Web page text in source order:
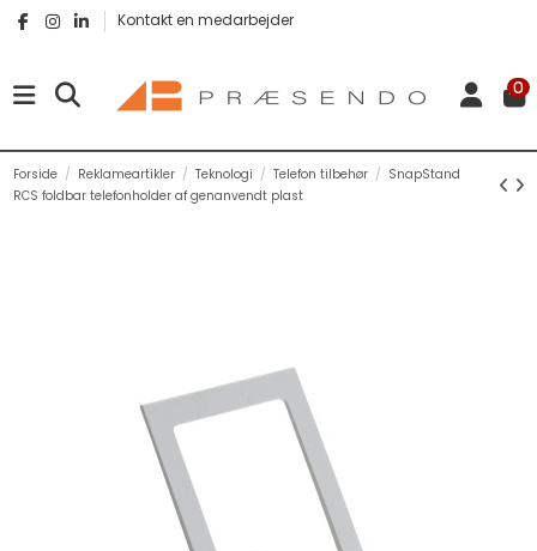
Kontakt en medarbejder
0
Forside Reklameartikler Teknologi Telefon tilbehør
SnapStand
RCS foldbar telefonholder af genanvendt plast